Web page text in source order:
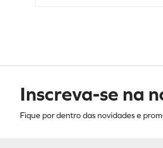
Inscreva-se na
Fique por dentro das novidades e